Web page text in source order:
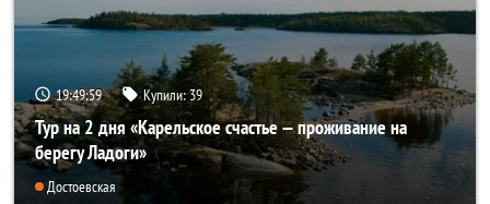
19:49:57 Купили:39
Тур на 2 дня «Карельское счастье — проживание на
берегу Ладоги»
Достоевская